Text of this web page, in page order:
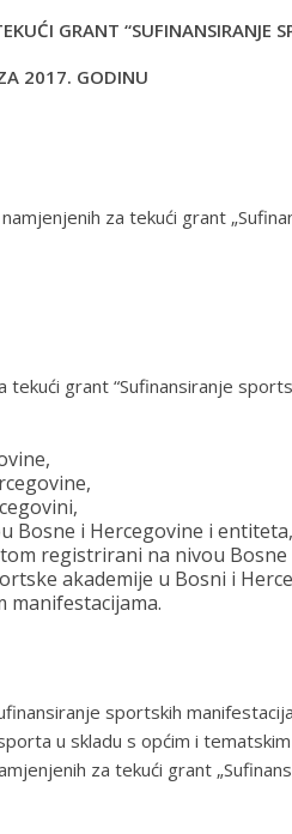
GRANT “SUFINANSIRANJE
2017. GODINU
za tekući grant
grant “Sufinansiranje
i Hercegovine i entiteta,
registrirani na nivou Bosne
akademije u Bosni i
sportskih
u skladu s općim i
za tekući grant